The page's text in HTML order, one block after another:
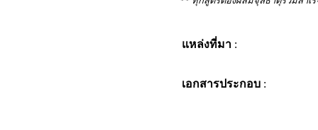
แหล่งที่มา :
เอกสารประกอบ :